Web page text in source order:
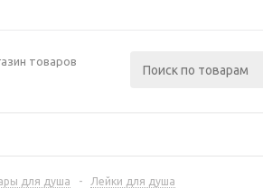
товаров
для душа - Лейки для душа